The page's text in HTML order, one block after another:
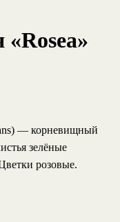
— корневищный
зелёные
розовые.